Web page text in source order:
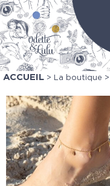
ACCUEIL > La boutique >